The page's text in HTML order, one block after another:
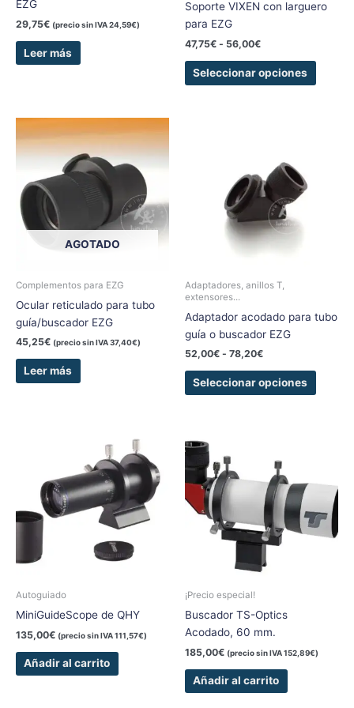
EZG
29,75€ (precio sin IVA24,59€)
Leer más
Soporte VIXEN con larguero
para EZG
47,75€ - 56,00€
Seleccionar opciones
la
AGOTADO
Complementos para EZG
Ocular reticulado para tubo
guía/buscador EZG
45,25€ (precio sin IVA37,40€)
Leer más
Adaptadores, anillos T,
extensores...
Adaptador acodado para tubo
guía o buscador EZG
52,00€ - 78,20€
desde
52,00€
hasta
78,20€
Seleccionar opciones
la
Autoguiado
MiniGuideScope de QHY
135,00€ (precio sin IVA111,57€)
Añadir al carrito
¡Precio especial!
Buscador TS-Optics
Acodado, 60 mm.
185,00€ (precio sin IVA152,89€)
Añadir al carrito